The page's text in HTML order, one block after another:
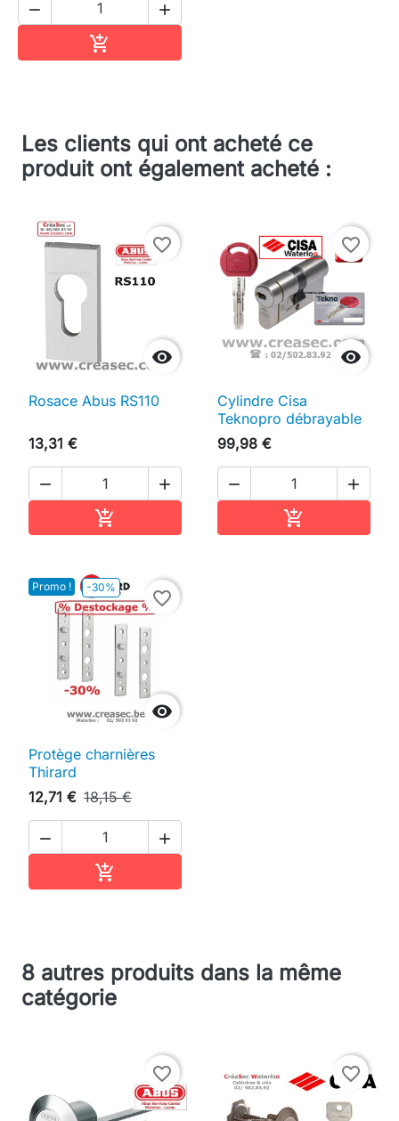
 

Les clients qui ont acheté ce
produit ont également acheté :

favorite_border
Rosace Abus RS110
13,31 €
 


favorite_border
Cylindre Cisa
Teknopro débrayable
99,98 €
 

Promo ! -30%

favorite_border
Protège charnières
Thirard
12,71 € 18,15 €
 

8 autres produits dans la même
catégorie
favorite_border favorite_border